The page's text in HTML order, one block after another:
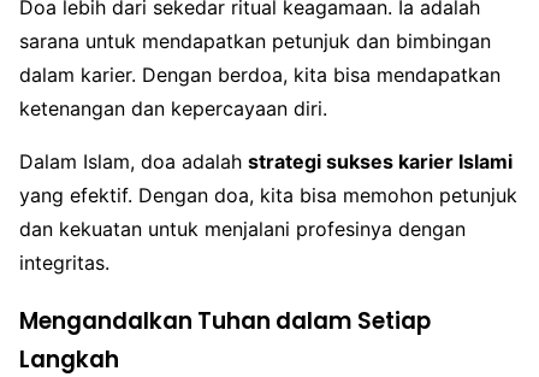
Doa lebih dari sekedar ritual keagamaan. Ia adalah
sarana untuk mendapatkan petunjuk dan bimbingan
dalam karier. Dengan berdoa, kita bisa mendapatkan
ketenangan dan kepercayaan diri.
Dalam Islam, doa adalah strategi sukses karier Islami
yang efektif. Dengan doa, kita bisa memohon petunjuk
dan kekuatan untuk menjalani profesinya dengan
integritas.
Mengandalkan Tuhan dalam Setiap
Langkah